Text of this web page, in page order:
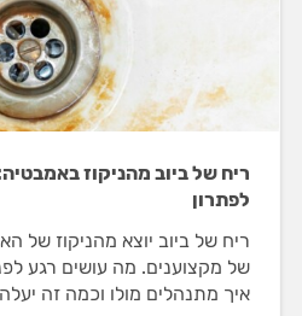
ריח של ביוב מהניקוז
לפתרון
ריח של ביוב יוצא מהניקוז של
של מקצוענים. מה עושים רגע
איך מתנהלים מולו וכמה זה